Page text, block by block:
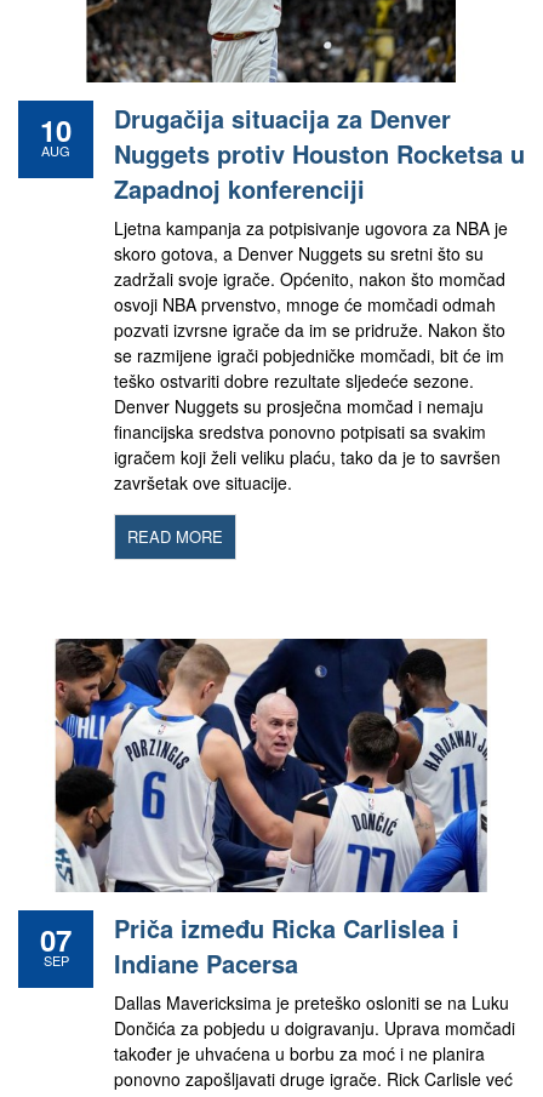
10
AUG
Drugačija situacija za Denver
Nuggets protiv Houston Rocketsa u
Zapadnoj konferenciji
Ljetna kampanja za potpisivanje ugovora za NBA je
skoro gotova, a Denver Nuggets su sretni što su
zadržali svoje igrače. Općenito, nakon što momčad
osvoji NBA prvenstvo, mnoge će momčadi odmah
pozvati izvrsne igrače da im se pridruže. Nakon što
se razmijene igrači pobjedničke momčadi, bit će im
teško ostvariti dobre rezultate sljedeće sezone.
Denver Nuggets su prosječna momčad i nemaju
financijska sredstva ponovno potpisati sa svakim
igračem koji želi veliku plaću, tako da je to savršen
završetak ove situacije.
READ MORE
07
SEP
Priča između Ricka Carlislea i
Indiane Pacersa
Dallas Mavericksima je preteško osloniti se na Luku
Dončića za pobjedu u doigravanju. Uprava momčadi
također je uhvaćena u borbu za moć i ne planira
ponovno zapošljavati druge igrače. Rick Carlisle već